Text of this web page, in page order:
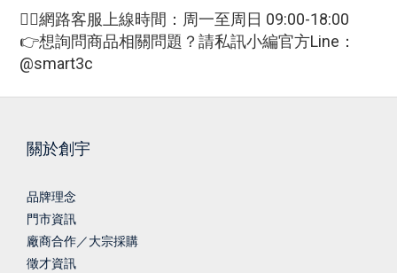
🙋‍♀網路客服上線時間：周一至周日 09:00-18:00
👉想詢問商品相關問題？請私訊小編官方Line：
@smart3c
關於創宇
品牌理念
門市資訊
廠商合作／大宗採購
徵才資訊